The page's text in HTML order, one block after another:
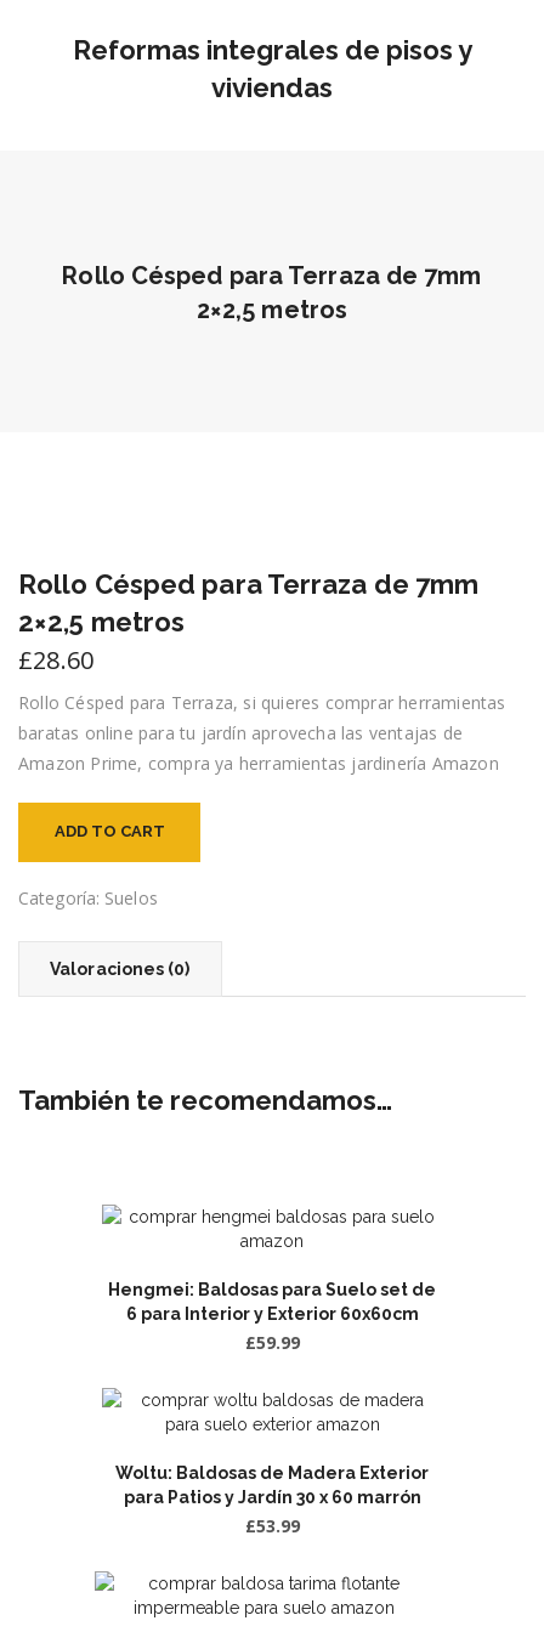
Reformas integrales de pisos y
viviendas
Rollo Césped para Terraza de 7mm
2×2,5 metros
Rollo Césped para Terraza de 7mm
2×2,5 metros
£28.60
Rollo Césped para Terraza, si quieres comprar herramientas
baratas online para tu jardín aprovecha las ventajas de
Amazon Prime, compra ya herramientas jardinería Amazon
ADD TO CART
Categoría: Suelos
Valoraciones (0)
También te recomendamos…
Hengmei: Baldosas para Suelo set de
6 para Interior y Exterior 60x60cm
£59.99
Woltu: Baldosas de Madera Exterior
para Patios y Jardín 30 x 60 marrón
£53.99